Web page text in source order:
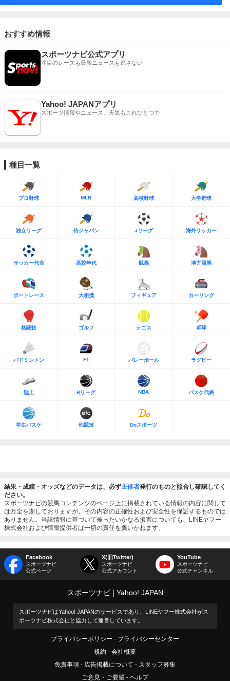
おすすめ情報
スポーツナビ公式アプリ
注目のレースも最新ニュースも逃さない
Yahoo! JAPANアプリ
スポーツ情報やニュース、天気もこれひとつで
種目一覧
プロ野球 MLB 高校野球 大学野球
独立リーグ 侍ジャパン Jリーグ 海外サッカー
サッカー代表 高校年代 競馬 地方競馬
ボートレース 大相撲 フィギュア カーリング
格闘技 ゴルフ テニス 卓球
バドミントン F1 バレーボール ラグビー
陸上 Bリーグ NBA バスケ代表
学生バスケ 他競技 Doスポーツ
結果・成績・オッズなどのデータは、必ず主催者発行のものと照合し確認してく
ださい。
スポーツナビの競馬コンテンツのページ上に掲載されている情報の内容に関して
は万全を期しておりますが、その内容の正確性および安全性を保証するものでは
ありません。当該情報に基づいて被ったいかなる損害についても、LINEヤフー
株式会社および情報提供者は一切の責任を負いかねます。
Facebook
スポーツナビ
公式ページ
X(旧Twitter)
スポーツナビ
公式アカウント
YouTube
スポーツナビ
公式チャンネル
スポーツナビ Yahoo! JAPAN
スポーツナビはYahoo! JAPANのサービスであり、LINEヤフー株式会社がス
ポーツナビ株式会社と協力して運営しています。
プライバシーポリシー
プライバシーセンター
規約
会社概要
免責事項
広告掲載について
スタッフ募集
ご意見・ご要望
ヘルプ